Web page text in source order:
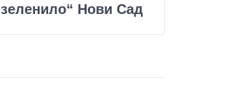
зеленило“ Нови Сад